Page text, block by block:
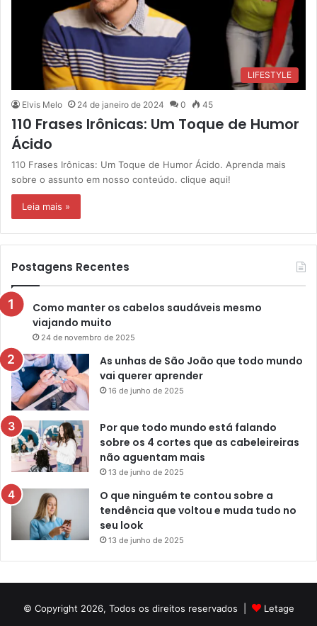
LIFESTYLE
Elvis Melo 24 de janeiro de 2024 0 45
110 Frases Irônicas: Um Toque de Humor
Ácido
110 Frases Irônicas: Um Toque de Humor Ácido. Aprenda mais
sobre o assunto em nosso conteúdo. clique aqui!
Leia mais »
Postagens Recentes
Como manter os cabelos saudáveis mesmo
viajando muito
24 de novembro de 2025
As unhas de São João que todo mundo
vai querer aprender
16 de junho de 2025
Por que todo mundo está falando
sobre os 4 cortes que as cabeleireiras
não aguentam mais
13 de junho de 2025
O que ninguém te contou sobre a
tendência que voltou e muda tudo no
seu look
13 de junho de 2025
© Copyright 2026, Todos os direitos reservados |
Letage